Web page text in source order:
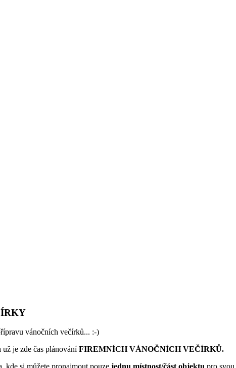
vánočních večírků... :-)
je zde čas plánováníFIREMNÍCH VÁNOČNÍCH VEČÍRKŮ.